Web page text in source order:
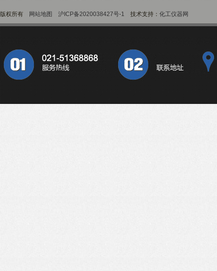
版权所有 网站地图 沪ICP备2020038427号-1 技术支持： 化工仪器网